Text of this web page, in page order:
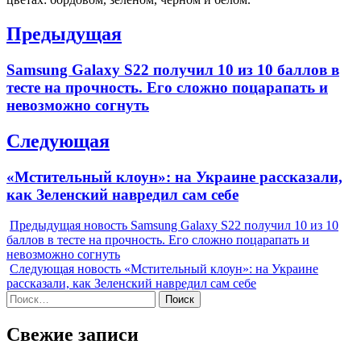
Навигация
записям
Предыдущая
Previous
Samsung Galaxy S22 получил 10 из 10 баллов в
тесте на прочность. Его сложно поцарапать и
невозможно согнуть
Следующая
Next
«Мстительный клоун»: на Украине рассказали,
как Зеленский навредил сам себе
Предыдущая новость Samsung Galaxy S22 получил 10 из 10
баллов в тесте на прочность. Его сложно поцарапать и
невозможно согнуть
Следующая новость «Мстительный клоун»: на Украине
рассказали, как Зеленский навредил сам себе
Найти:
Свежие записи